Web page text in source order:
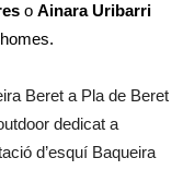
o Ainara Uribarri
Beret a Pla de Beret
dedicat a
d’esquí Baqueira